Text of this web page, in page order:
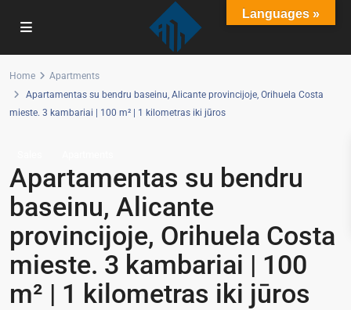
Home
Apartments
Apartamentas su bendru baseinu, Alicante provincijoje, Orihuela Costa
mieste. 3 kambariai | 100 m² | 1 kilometras iki jūros
Apartamentas su bendru
baseinu, Alicante
provincijoje, Orihuela Costa
mieste. 3 kambariai | 100
m² | 1 kilometras iki jūros
Languages »